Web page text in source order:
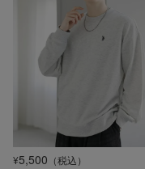
¥5,500 （税込）